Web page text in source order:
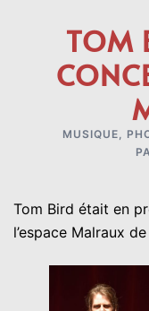
TOM
MUSIQUE
Tom Bird était en
l’espace Malraux